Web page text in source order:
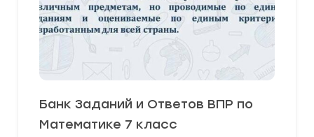
Банк Заданий и Ответов ВПР по
Математике 7 класс